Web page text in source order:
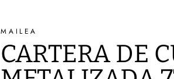
MAILEA
CARTERA DE